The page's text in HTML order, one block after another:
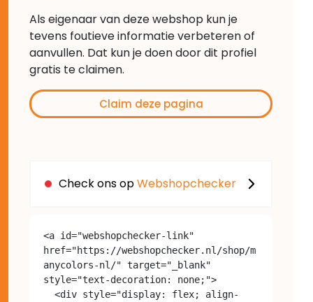
Als eigenaar van deze webshop kun je
tevens foutieve informatie verbeteren of
aanvullen. Dat kun je doen door dit profiel
gratis te claimen.
Claim deze pagina
Check ons opWebshopchecker
<a id="webshopchecker-link"
href="https://webshopchecker.nl/shop/m
anycolors-nl/" target="_blank"
style="text-decoration: none;">